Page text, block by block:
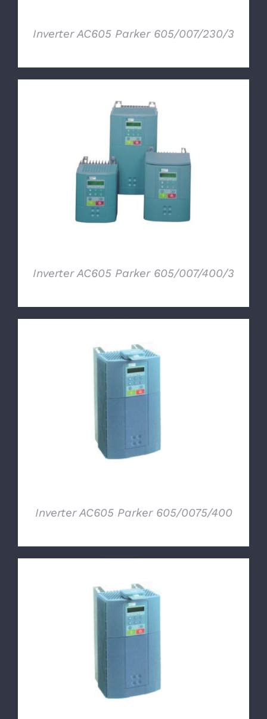
Inverter AC605 Parker 605/007/230/3
DETTAGLI
Inverter AC605 Parker 605/007/400/3
Inverter AC605 Parker 605/0075/400